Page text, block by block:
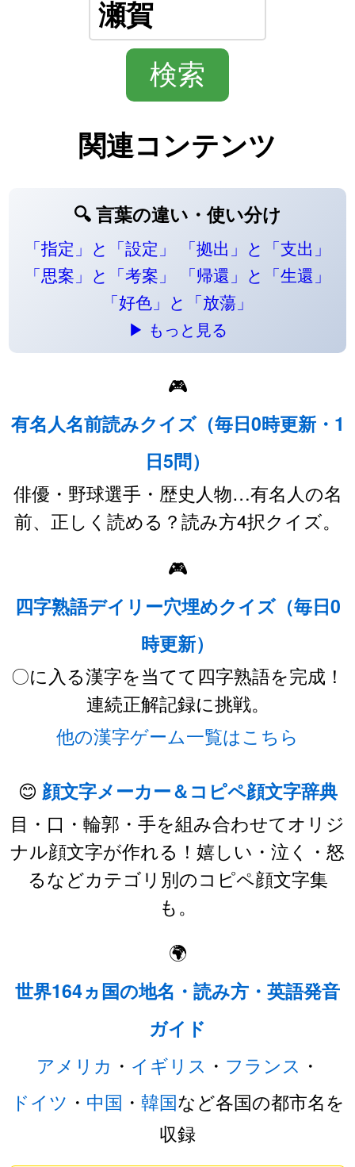
関連コンテンツ
🔍 言葉の違い・使い分け
「指定」と「設定」
「拠出」と「支出」
「思案」と「考案」
「帰還」と「生還」
「好色」と「放蕩」
▶ もっと見る
🎮
有名人名前読みクイズ（毎日0時更新・1
日5問）
俳優・野球選手・歴史人物…有名人の名
前、正しく読める？読み方4択クイズ。
🎮
四字熟語デイリー穴埋めクイズ（毎日0
時更新）
〇に入る漢字を当てて四字熟語を完成！
連続正解記録に挑戦。
他の漢字ゲーム一覧はこちら
😊 顔文字メーカー＆コピペ顔文字辞典
目・口・輪郭・手を組み合わせてオリジ
ナル顔文字が作れる！嬉しい・泣く・怒
るなどカテゴリ別のコピペ顔文字集
も。
🌍
世界164ヵ国の地名・読み方・英語発音
ガイド
アメリカ ・ イギリス ・ フランス ・
ドイツ ・ 中国 ・ 韓国など各国の都市名を
収録